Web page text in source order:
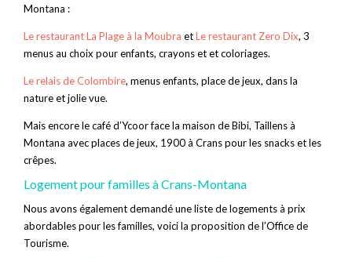
Montana :
Le restaurant La Plage à la Moubra etLe restaurant Zero Dix, 3
menus au choix pour enfants, crayons et et coloriages.
Le relais de Colombire, menus enfants, place de jeux, dans la
nature et jolie vue.
Mais encore le café d’Ycoor face la maison de Bibi, Taillens à
Montana avec places de jeux, 1900 à Crans pour les snacks et les
crêpes.
Logement pour familles à Crans-Montana
Nous avons également demandé une liste de logements à prix
abordables pour les familles, voici la proposition de l’Office de
Tourisme.